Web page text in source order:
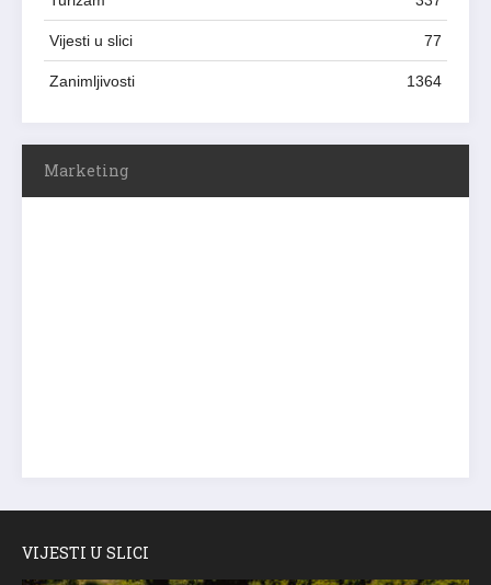
Vijesti u slici 77
Zanimljivosti 1364
Marketing
VIJESTI U SLICI